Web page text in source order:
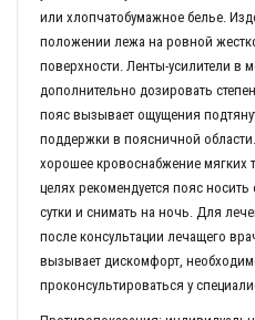
или хлопчатобумажное белье.
положении лежа на ровной
поверхности. Ленты-усилители в
дополнительно дозировать
пояс вызывает ощущения
поддержки в поясничной
хорошее кровоснабжение мягких
целях рекомендуется пояс
сутки и снимать на ночь. Для
после консультации лечащего
вызывает дискомфорт,
проконсультироваться у